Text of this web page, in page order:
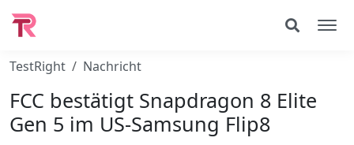
TestRight Nachricht
FCC bestätigt Snapdragon 8 Elite
Gen 5 im US-Samsung Flip8